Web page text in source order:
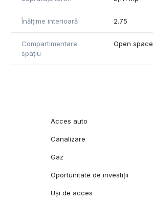
Înălțime interioară 2.75
Compartimentare
spațiu
Open space
Acces auto
Canalizare
Gaz
Oportunitate de investiții
Uși de acces